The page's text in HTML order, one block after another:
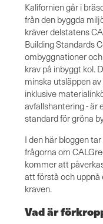
Kalifornien går i
från den byggda
kräver delstatens
Building Standards
ombyggnationer
krav på inbyggt kol.
minska utsläppen
inklusive
avfallshantering - är
standard för gröna
I den här bloggen
frågorna om
kommer att
att förstå och uppnå
kraven.
Vad är